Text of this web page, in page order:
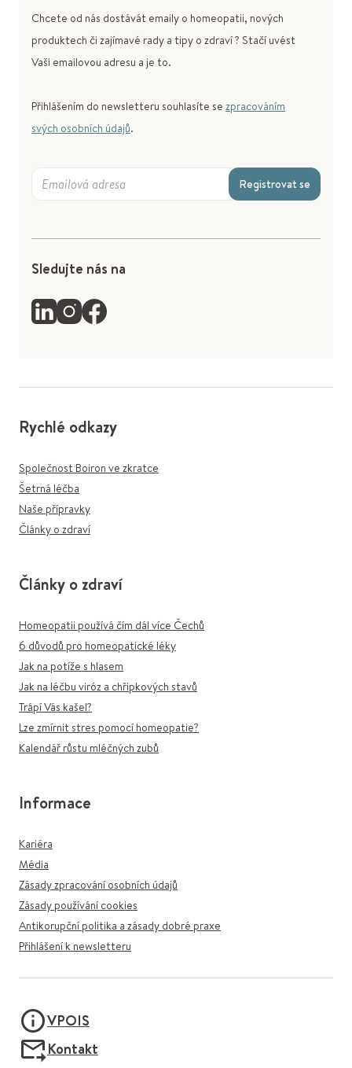
Chcete od nás dostávát emaily o homeopatii, nových
produktech či zajímavé rady a tipy o zdraví ? Stačí uvést
Vaši emailovou adresu a je to.
Přihlášením do newsletteru souhlasíte se zpracováním
svých osobních údajů.
Registrovat se
Sledujte nás na
Rychlé odkazy
Společnost Boiron ve zkratce
Šetrná léčba
Naše přípravky
Články o zdraví
Články o zdraví
Homeopatii používá čím dál více Čechů
6 důvodů pro homeopatické léky
Jak na potíže s hlasem
Jak na léčbu viróz a chřipkových stavů
Trápí Vás kašel?
Lze zmírnit stres pomocí homeopatie?
Kalendář růstu mléčných zubů
Informace
Kariéra
Média
Zásady zpracování osobních údajů
Zásady používání cookies
Antikorupční politika a zásady dobré praxe
Přihlášení k newsletteru
VPOIS
Kontakt